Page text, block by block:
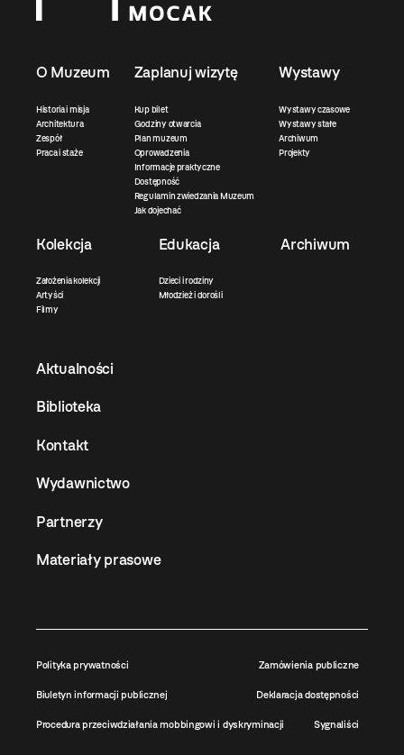
O Muzeum
Historia i misja
Architektura
Zespół
Praca i staże
Zaplanuj wizytę
Kup bilet
Godziny otwarcia
Plan muzeum
Oprowadzenia
Informacje praktyczne
Dostępność
Regulamin zwiedzania Muzeum
Jak dojechać
Wystawy
Wystawy czasowe
Wystawy stałe
Archiwum
Projekty
Kolekcja
Założenia kolekcji
Artyści
Filmy
Edukacja
Dzieci i rodziny
Młodzież i dorośli
Archiwum
Aktualności
Biblioteka
Kontakt
Wydawnictwo
Partnerzy
Materiały prasowe
Polityka prywatności Zamówienia publiczne
Biuletyn informacji publicznej Deklaracja dostępności
Procedura przeciwdziałania mobbingowi i dyskryminacji Sygnaliści